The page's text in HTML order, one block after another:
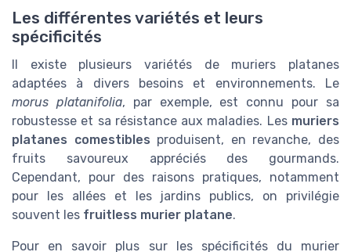
Les différentes variétés et leurs
spécificités
Il existe plusieurs variétés de muriers platanes
adaptées à divers besoins et environnements. Le
morus platanifolia, par exemple, est connu pour sa
robustesse et sa résistance aux maladies. Les muriers
platanes comestibles produisent, en revanche, des
fruits savoureux appréciés des gourmands.
Cependant, pour des raisons pratiques, notamment
pour les allées et les jardins publics, on privilégie
souvent les fruitless murier platane.
Pour en savoir plus sur les spécificités du murier